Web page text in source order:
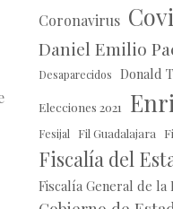
Coronavirus
Daniel Emilio
Desaparecidos Donald
Elecciones 2021
Fesijal Fil Guadalajara
Fiscalía del
Fiscalía General de la